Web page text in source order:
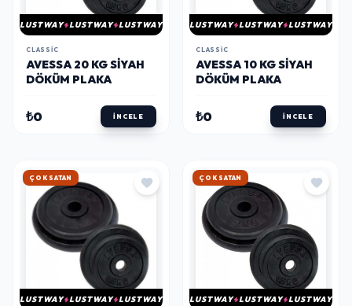
LUSTWAY LUSTWAY LUSTWAY
CLASSIC
AVESSA 20 KG SIYAH
DÖKÜM PLAKA
₺0 İNCELE
LUSTWAY LUSTWAY LUSTWAY
CLASSIC
AVESSA 10 KG SIYAH
DÖKÜM PLAKA
₺0 İNCELE
HIZLI KARGO
LUSTWAY LUSTWAY LUSTWAY
HIZLI KARGO
LUSTWAY LUSTWAY LUSTWAY